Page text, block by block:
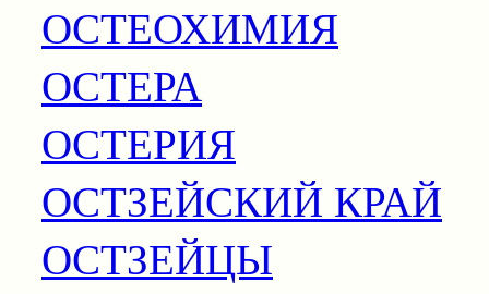
ОСТЕОХИМИЯ
ОСТЕРА
ОСТЕРИЯ
ОСТЗЕЙСКИЙ КРАЙ
ОСТЗЕЙЦЫ